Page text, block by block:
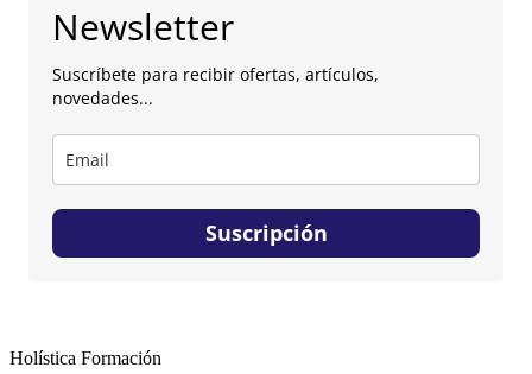
Newsletter
Suscríbete para recibir ofertas, artículos,
novedades...
Suscripción
Holística Formación